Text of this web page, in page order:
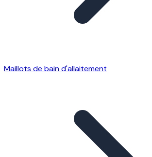
Maillots de bain d'allaitement